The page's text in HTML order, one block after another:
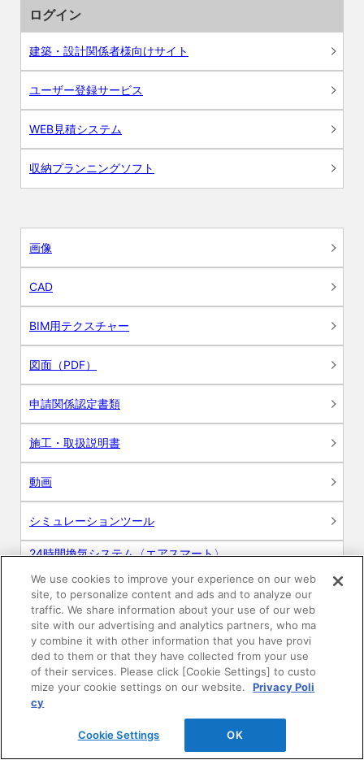
ログイン
建築・設計関係者様向けサイト
ユーザー登録サービス
WEB見積システム
収納プランニングソフト
画像
CAD
BIM用テクスチャー
図面（PDF）
申請関係認定書類
施工・取扱説明書
動画
シミュレーションツール
24時間換気システム〈エアスマート〉
R&Dセンター環境測定・分析サービス
商品マスター申し込み
We use cookies to improve your experience on our web
site, to personalize content and ads and to analyze our
traffic. We share information about your use of our web
site with our advertising and analytics partners, who ma
y combine it with other information that you have provi
ded to them or that they have collected from your use
of their services. Please click [Cookie Settings] to custo
mize your cookie settings on our website.
Privacy Poli
cy
Cookie Settings OK